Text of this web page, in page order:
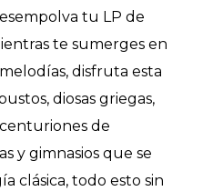
tu LP de
te sumerges en
disfruta esta
diosas griegas,
de
y gimnasios que se
clásica, todo esto sin